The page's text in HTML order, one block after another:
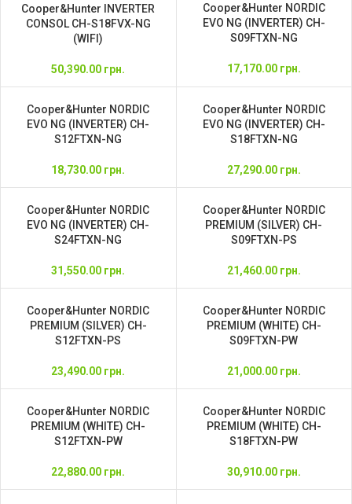
Cooper&Hunter INVERTER
CONSOL CH-S18FVX-NG
(WIFI)
50,390.00 грн.
Cooper&Hunter NORDIC
EVO NG (INVERTER) CH-
S09FTXN-NG
17,170.00 грн.
Cooper&Hunter NORDIC
EVO NG (INVERTER) CH-
S12FTXN-NG
18,730.00 грн.
Cooper&Hunter NORDIC
EVO NG (INVERTER) CH-
S18FTXN-NG
27,290.00 грн.
Cooper&Hunter NORDIC
EVO NG (INVERTER) CH-
S24FTXN-NG
31,550.00 грн.
Cooper&Hunter NORDIC
PREMIUM (SILVER) CH-
S09FTXN-PS
21,460.00 грн.
Cooper&Hunter NORDIC
PREMIUM (SILVER) CH-
S12FTXN-PS
23,490.00 грн.
Cooper&Hunter NORDIC
PREMIUM (WHITE) CH-
S09FTXN-PW
21,000.00 грн.
Cooper&Hunter NORDIC
PREMIUM (WHITE) CH-
S12FTXN-PW
22,880.00 грн.
Cooper&Hunter NORDIC
PREMIUM (WHITE) CH-
S18FTXN-PW
30,910.00 грн.